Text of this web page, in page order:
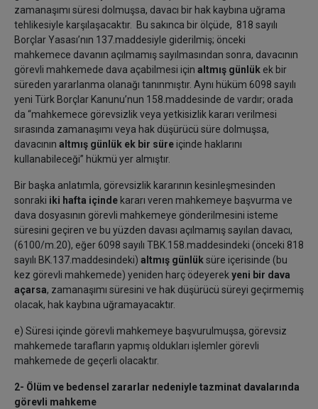
zamanaşımı süresi dolmuşsa, davacı bir hak kaybına uğrama
tehlikesiyle karşılaşacaktır. Bu sakınca bir ölçüde, 818 sayılı
Borçlar Yasası’nın 137.maddesiyle giderilmiş; önceki
mahkemece davanın açılmamış sayılmasından sonra, davacının
görevli mahkemede dava açabilmesi için altmış günlük ek bir
süreden yararlanma olanağı tanınmıştır. Aynı hüküm 6098 sayılı
yeni Türk Borçlar Kanunu’nun 158.maddesinde de vardır; orada
da “mahkemece görevsizlik veya yetkisizlik kararı verilmesi
sırasında zamanaşımı veya hak düşürücü süre dolmuşsa,
davacının altmış günlük ek bir süreiçinde haklarını
kullanabileceği” hükmü yer almıştır.
Bir başka anlatımla, görevsizlik kararının kesinleşmesinden
sonraki iki hafta içinde kararı veren mahkemeye başvurma ve
dava dosyasının görevli mahkemeye gönderilmesini isteme
süresini geçiren ve bu yüzden davası açılmamış sayılan davacı,
(6100/m.20), eğer 6098 sayılı TBK.158.maddesindeki (önceki 818
sayılı BK.137.maddesindeki) altmış günlüksüre içerisinde (bu
kez görevli mahkemede) yeniden harç ödeyerekyeni bir dava
açarsa, zamanaşımı süresini ve hak düşürücü süreyi geçirmemiş
olacak, hak kaybına uğramayacaktır.
e) Süresi içinde görevli mahkemeye başvurulmuşsa, görevsiz
mahkemede tarafların yapmış oldukları işlemler görevli
mahkemede de geçerli olacaktır.
2- Ölüm ve bedensel zararlar nedeniyle tazminat davalarında
görevli mahkeme